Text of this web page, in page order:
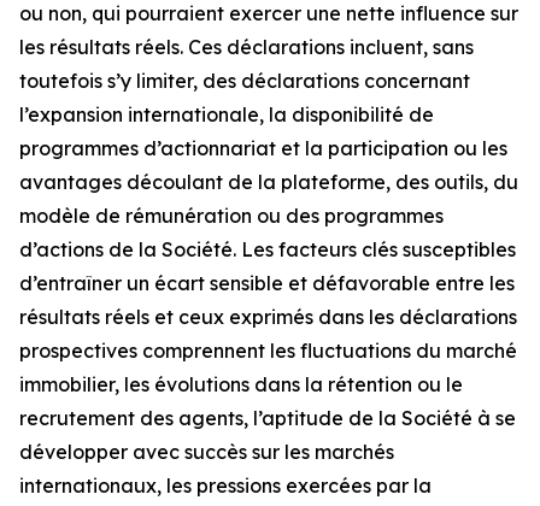
ou non, qui pourraient exercer une nette influence sur
les résultats réels. Ces déclarations incluent, sans
toutefois s’y limiter, des déclarations concernant
l’expansion internationale, la disponibilité de
programmes d’actionnariat et la participation ou les
avantages découlant de la plateforme, des outils, du
modèle de rémunération ou des programmes
d’actions de la Société. Les facteurs clés susceptibles
d’entraîner un écart sensible et défavorable entre les
résultats réels et ceux exprimés dans les déclarations
prospectives comprennent les fluctuations du marché
immobilier, les évolutions dans la rétention ou le
recrutement des agents, l’aptitude de la Société à se
développer avec succès sur les marchés
internationaux, les pressions exercées par la